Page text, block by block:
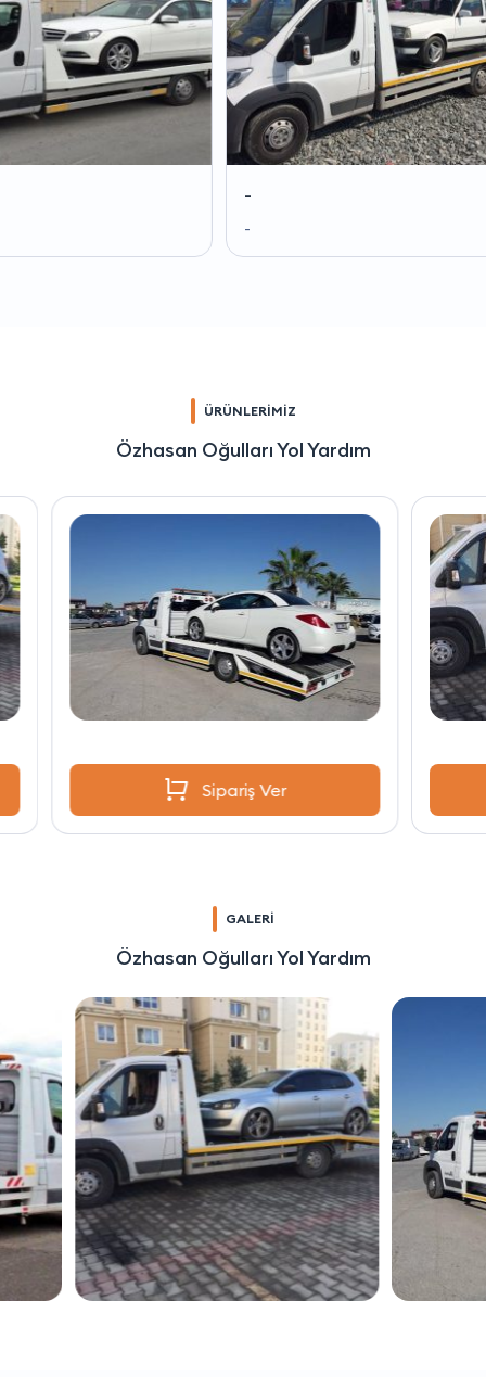
ÜRÜNLERİMİZ
Özhasan Oğulları Yol Yardım
Sipariş Ver
GALERİ
Özhasan Oğulları Yol Yardım